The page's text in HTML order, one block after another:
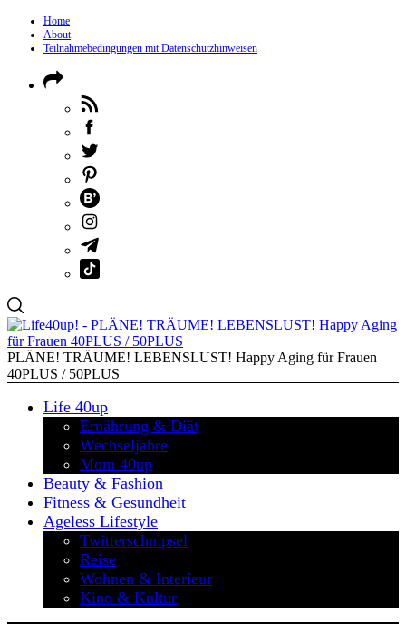
Home
About
Teilnahmebedingungen mit Datenschutzhinweisen
PLÄNE! TRÄUME! LEBENSLUST! Happy Aging für Frauen
40PLUS / 50PLUS
Life 40up
Ernährung & Diät
Wechseljahre
Mom 40up
Beauty & Fashion
Fitness & Gesundheit
Ageless Lifestyle
Twitterschnipsel
Reise
Wohnen & Interieur
Kino & Kultur